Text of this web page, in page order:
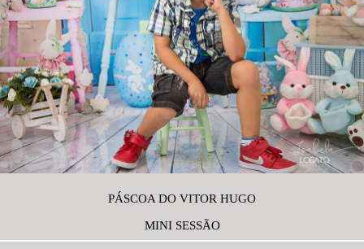
PÁSCOA DO VITOR HUGO
MINI SESSÃO